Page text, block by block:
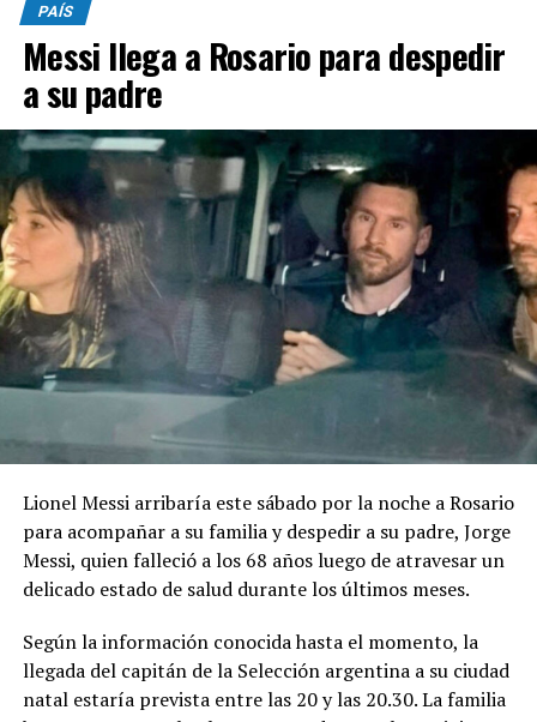
de manera individual como grupal. Las canciones
deberán ser inéditas, haber sido compuestas
específicamente para el concurso y no haber sido
publicadas anteriormente en plataformas como
YouTube, Spotify o redes sociales.
El género musical será libre y las obras deberán tener
una duración de entre dos y cuatro minutos. El idioma
será el castellano, aunque las bases permiten incorporar
lenguas originarias de manera complementaria.
Uno de los puntos particulares del concurso es que las
bases contemplan expresamente el uso de inteligencia
artificial generativa. Sin embargo, las herramientas
podrán utilizarse solamente como apoyo auxiliar en
determinados procesos.
La IA podrá intervenir en la edición, mezcla o
masterización del audio, en tareas técnicas de
producción y en la generación de acompañamientos
instrumentales utilizados como maquetación. En todos
la estructura de la canción deberán ser de creación
íntegramente humana.
PAÍS
Messi llega a Rosario para despedir
a su padre
Lionel Messi arribaría este sábado por la noche a Rosario
para acompañar a su familia y despedir a su padre, Jorge
Messi, quien falleció a los 68 años luego de atravesar un
delicado estado de salud durante los últimos meses.
Según la información conocida hasta el momento, la
llegada del capitán de la Selección argentina a su ciudad
natal estaría prevista entre las 20 y las 20.30. La familia